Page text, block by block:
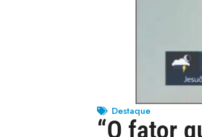
Destaque
“O fator